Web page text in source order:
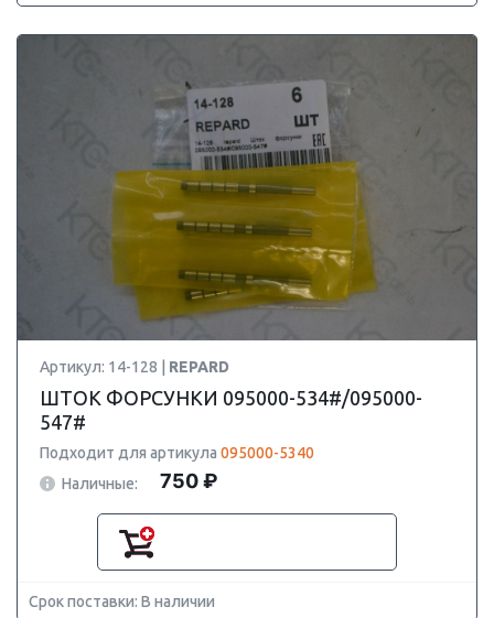
Артикул: 14-128 | REPARD
ШТОК ФОРСУНКИ 095000-534#/095000-
547#
Подходит для артикула 095000-5340
Наличные:
750 ₽
Срок поставки: В наличии